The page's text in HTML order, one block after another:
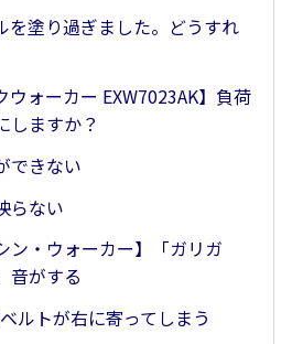
を塗り過ぎました。どうすれ
ウォーカー EXW7023AK】負荷
しますか？
できない
らない
ン・ウォーカー】「ガリガ
音がする
ルトが右に寄ってしまう